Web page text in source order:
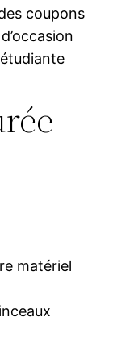
coupons
matériel